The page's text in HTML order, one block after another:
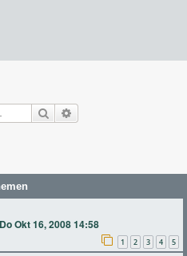
Suche
Do Okt 16, 2008 14:58
1 2 3 4 5